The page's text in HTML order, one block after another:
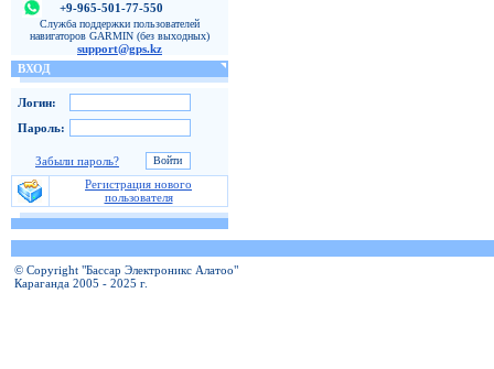
+9-965-501-77-550
Служба поддержки пользователей
навигаторов GARMIN (без выходных)
support@gps.kz
ВХОД
Логин:
Пароль:
Забыли пароль?
Регистрация нового
пользователя
© Copyright "Бассар Электроникс Алатоо"
Караганда 2005 - 2025 г.